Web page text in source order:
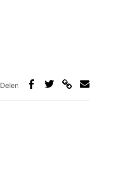
Delen